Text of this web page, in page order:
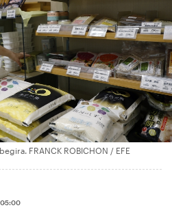
FRANCK ROBICHON / EFE
05:00